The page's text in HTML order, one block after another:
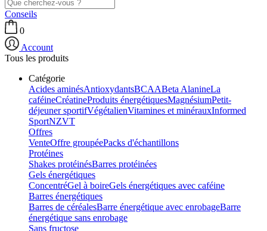
Conseils
0
Account
Tous les produits
Catégorie
Acides aminésAntioxydantsBCAABeta AlanineLa
caféineCréatineProduits énergétiquesMagnésiumPetit-
déjeuner sportifVégétalienVitamines et minérauxInformed
SportNZVT
Offres
VenteOffre groupéePacks d'échantillons
Protéines
Shakes protéinésBarres protéinées
Gels énergétiques
ConcentréGel à boireGels énergétiques avec caféine
Barres énergétiques
Barres de céréalesBarre énergétique avec enrobageBarre
énergétique sans enrobage
Sans fructose